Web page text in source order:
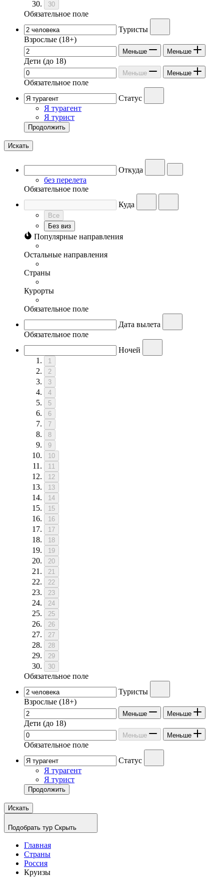
30
Обязательное поле
Туристы
Взрослые (18+)
Меньше Меньше
Дети (до 18)
Меньше Меньше
Обязательное поле
Статус
Я турагент
Я турист
Продолжить
Искать
Откуда
без перелета
Обязательное поле
Куда
Все
Без виз
Популярные направления
Остальные направления
Страны
Курорты
Обязательное поле
Дата вылета
Обязательное поле
Ночей
1
2
3
4
5
6
7
8
9
10
11
12
13
14
15
16
17
18
19
20
21
22
23
24
25
26
27
28
29
30
Обязательное поле
Туристы
Взрослые (18+)
Меньше Меньше
Дети (до 18)
Меньше Меньше
Обязательное поле
Статус
Я турагент
Я турист
Продолжить
Искать
Подобрать тур Скрыть
Главная
Страны
Россия
Круизы